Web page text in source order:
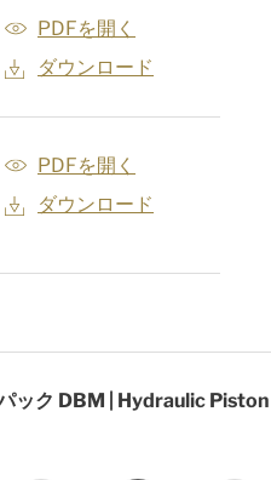
PDFを開く
ダウンロード
PDFを開く
ダウンロード
ック DBM | Hydraulic